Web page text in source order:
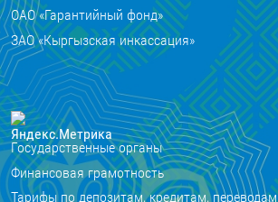
ОАО «Гарантийный фонд»
ЗАО «Кыргызская инкассация»
Государственные органы
Финансовая грамотность
Тарифы по депозитам, кредитам, переводам